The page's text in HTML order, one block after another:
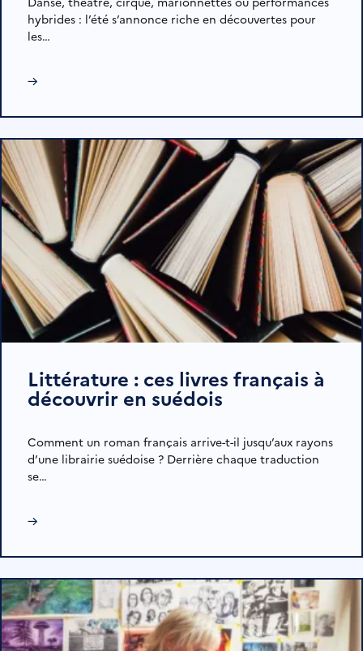
hybrides : l’été s’annonce riche en découvertes pour
les…
→
Littérature : ces livres français à
découvrir en suédois
Comment un roman français arrive-t-il jusqu’aux rayons
d’une librairie suédoise ? Derrière chaque traduction
se…
→